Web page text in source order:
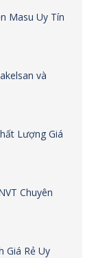
Masu Uy Tín
và
Lượng Giá
Chuyên
Giá Rẻ Uy